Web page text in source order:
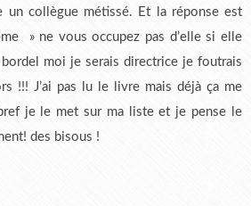
un collègue métissé. Et la réponse est
» ne vous occupez pas d’elle si elle
moi je serais directrice je foutrais
!!! J’ai pas lu le livre mais déjà ça me
je le met sur ma liste et je pense le
des bisous !